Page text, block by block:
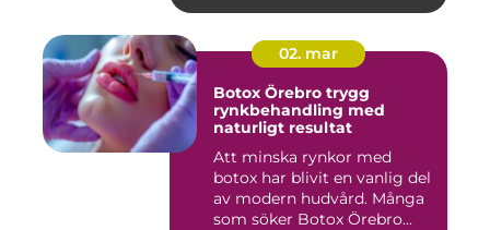
02. mar
Botox Örebro trygg
rynkbehandling med
naturligt resultat
Att minska rynkor med
botox har blivit en vanlig del
av modern hudvård. Många
som söker Botox Örebro...